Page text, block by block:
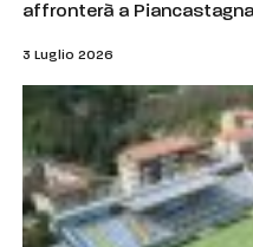
affronterà a
3 Luglio 2026